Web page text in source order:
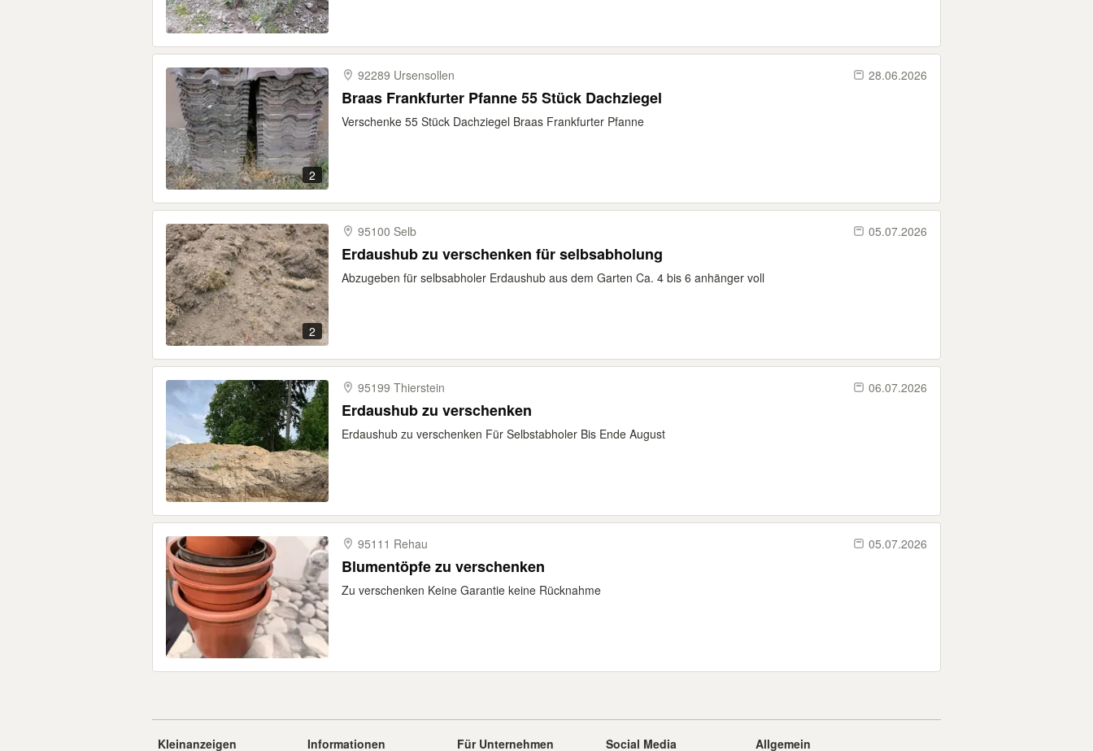
2
92289 Ursensollen 28.06.2026
Braas Frankfurter Pfanne 55 Stück Dachziegel
Verschenke 55 Stück Dachziegel Braas Frankfurter Pfanne
2
95100 Selb 05.07.2026
Erdaushub zu verschenken für selbsabholung
Abzugeben für selbsabholer Erdaushub aus dem Garten Ca. 4 bis 6 anhänger voll
95199 Thierstein 06.07.2026
Erdaushub zu verschenken
Erdaushub zu verschenken Für Selbstabholer Bis Ende August
95111 Rehau 05.07.2026
Blumentöpfe zu verschenken
Zu verschenken Keine Garantie keine Rücknahme
Kleinanzeigen Informationen Für Unternehmen Social Media Allgemein